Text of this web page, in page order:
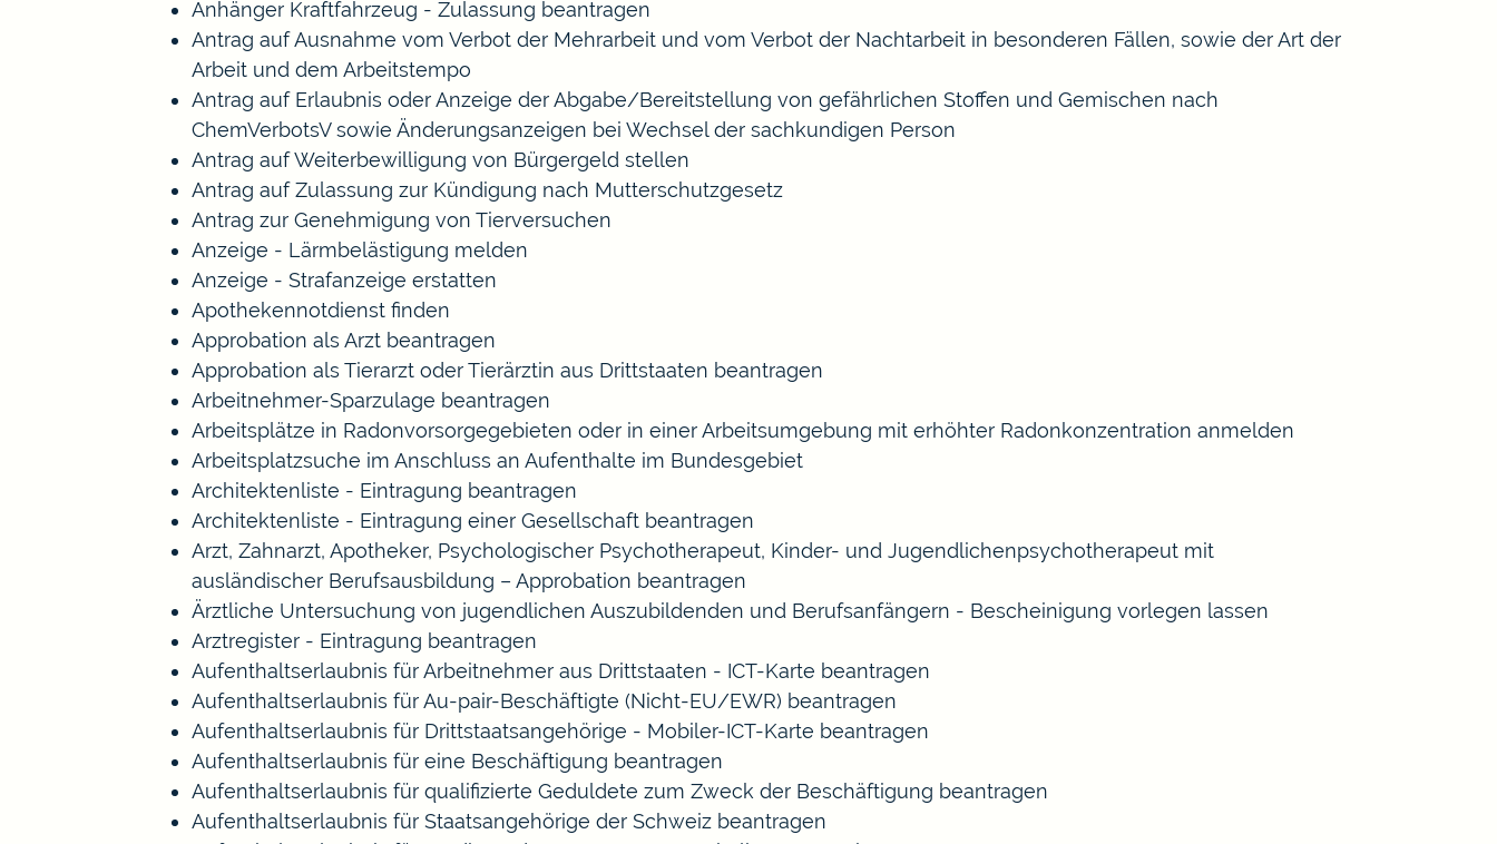
Anhänger Kraftfahrzeug - Zulassung beantragen
Antrag auf Ausnahme vom Verbot der Mehrarbeit und vom Verbot der Nachtarbeit in besonderen Fällen, sowie der Art der
Arbeit und dem Arbeitstempo
Antrag auf Erlaubnis oder Anzeige der Abgabe/Bereitstellung von gefährlichen Stoffen und Gemischen nach
ChemVerbotsV sowie Änderungsanzeigen bei Wechsel der sachkundigen Person
Antrag auf Weiterbewilligung von Bürgergeld stellen
Antrag auf Zulassung zur Kündigung nach Mutterschutzgesetz
Antrag zur Genehmigung von Tierversuchen
Anzeige - Lärmbelästigung melden
Anzeige - Strafanzeige erstatten
Apothekennotdienst finden
Approbation als Arzt beantragen
Approbation als Tierarzt oder Tierärztin aus Drittstaaten beantragen
Arbeitnehmer-Sparzulage beantragen
Arbeitsplätze in Radonvorsorgegebieten oder in einer Arbeitsumgebung mit erhöhter Radonkonzentration anmelden
Arbeitsplatzsuche im Anschluss an Aufenthalte im Bundesgebiet
Architektenliste - Eintragung beantragen
Architektenliste - Eintragung einer Gesellschaft beantragen
Arzt, Zahnarzt, Apotheker, Psychologischer Psychotherapeut, Kinder- und Jugendlichenpsychotherapeut mit
ausländischer Berufsausbildung – Approbation beantragen
Ärztliche Untersuchung von jugendlichen Auszubildenden und Berufsanfängern - Bescheinigung vorlegen lassen
Arztregister - Eintragung beantragen
Aufenthaltserlaubnis für Arbeitnehmer aus Drittstaaten - ICT-Karte beantragen
Aufenthaltserlaubnis für Au-pair-Beschäftigte (Nicht-EU/EWR) beantragen
Aufenthaltserlaubnis für Drittstaatsangehörige - Mobiler-ICT-Karte beantragen
Aufenthaltserlaubnis für eine Beschäftigung beantragen
Aufenthaltserlaubnis für qualifizierte Geduldete zum Zweck der Beschäftigung beantragen
Aufenthaltserlaubnis für Staatsangehörige der Schweiz beantragen